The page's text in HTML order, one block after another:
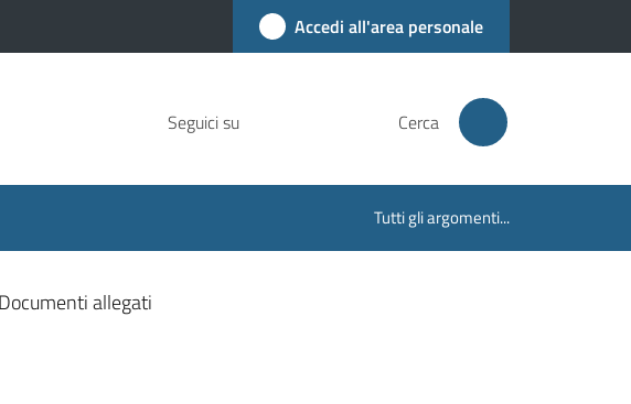
Accedi all'area personale
Seguici su Cerca
Tutti gli argomenti...
Documenti allegati